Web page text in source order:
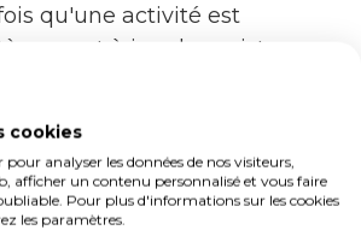
qu'une activité est
met à jour le registre
une gestion précise et
encourus par
cookies
pour analyser les données de nos visiteurs,
afficher un contenu personnalisé et vous faire
Pour plus d'informations sur les cookies
les paramètres.